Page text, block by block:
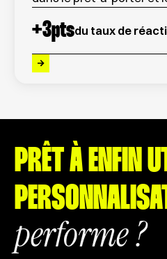
textiles et ses
+3ptsdu taux de
PRÊT À ENFIN
performe ?